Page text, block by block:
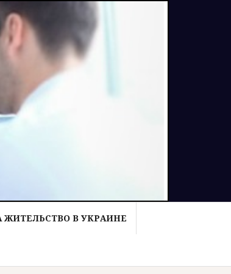
В УКРАИНЕ